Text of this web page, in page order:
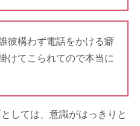
彼構わず電話をかける癖
けてこられてので本当に
しては、意識がはっきりと